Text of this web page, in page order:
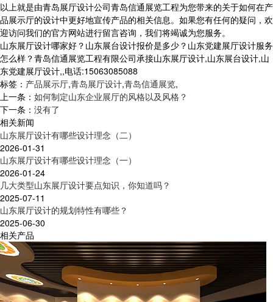
以上就是由青岛展厅设计公司青岛信通展览工程为您带来的关于如何在产
品展示厅的设计中更好地宣传产品的相关信息。如果您有任何的疑问，欢
迎访问我们的官方网站进行留言咨询，我们将竭诚为您服务。
山东展厅设计哪家好？山东展台设计报价是多少？山东党建展厅设计服务
怎么样？青岛信通展览工程有限公司承接山东展厅设计,山东展台设计,山
东党建展厅设计,,电话:15063085088
标签： 产品展示厅,青岛展厅设计,青岛信通展览,
上一条： 如何制定山东企业展厅的风格以及风格？
下一条： 没有了
相关新闻
山东展厅设计有哪些设计理念（二）
2026-01-31
山东展厅设计有哪些设计理念（一）
2026-01-24
几大类型山东展厅设计要点知识，你知道吗？
2025-07-11
山东展厅设计的规划特性有哪些？
2025-06-30
相关产品